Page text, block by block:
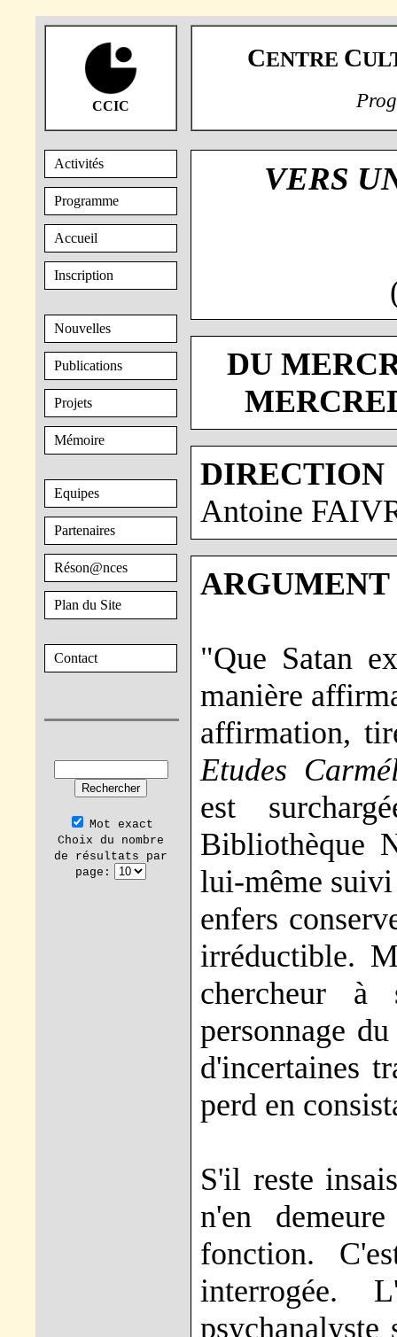
CCIC
CENTRE C
Activités
Programme
Accueil
Inscription
Nouvelles
Publications
Projets
Mémoire
Equipes
Partenaires
Réson@nces
Plan du Site
Contact
Mot exact
Choix du nombre
de résultats par
page:
VERS
DU
Antoine
ARGUMENT
"Que Satan
manière
affirmation,
Etudes
est
Bibliothèque
lui-même
enfers
irréductible.
chercheur
personnage
d'incertaines
perd en
S'il reste
n'en
fonction.
interrogée.